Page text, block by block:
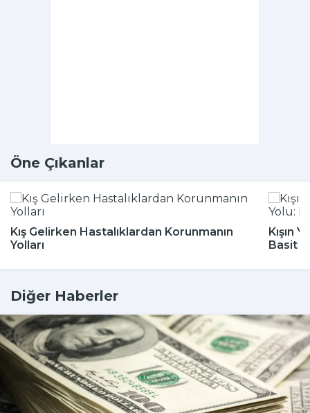
Öne Çıkanlar
Kış Gelirken Hastalıklardan Korunmanın
Yolları
Kışın
Basit
Diğer Haberler